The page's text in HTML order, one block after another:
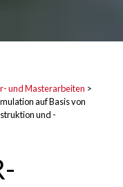
und Masterarbeiten >
auf Basis von
und -